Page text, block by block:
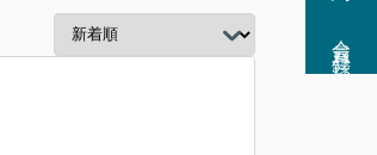
会員登録